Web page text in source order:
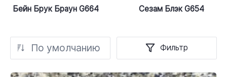
Бейн Брук Браун G664 Сезам Блэк G654
По умолчанию Фильтр